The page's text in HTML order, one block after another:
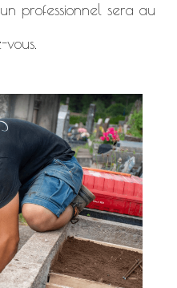
professionnel sera au
vous.